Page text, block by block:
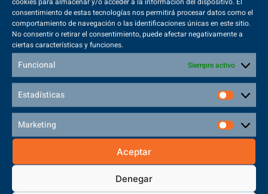
consentimiento de estas tecnologías nos permitirá procesar datos como el
comportamiento de navegación o las identificaciones únicas en este sitio.
No consentir o retirar el consentimiento, puede afectar negativamente a
ciertas características y funciones.
Funcional Siempre activo
Estadísticas
Marketing
Aceptar
Denegar
¡Reserva tu plaza ahora!
Sede Principal
Polígono Sector VI, 45683, Cazalegas - Toledo